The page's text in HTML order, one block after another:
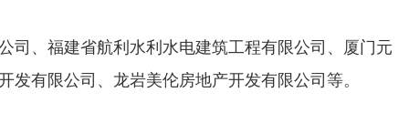
司、福建省航利水利水电建筑工程有限公司、厦门元
有限公司、龙岩美伦房地产开发有限公司等。